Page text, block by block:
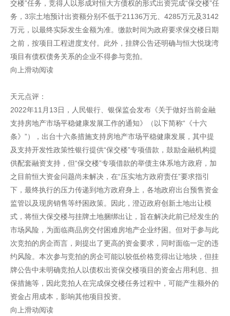
交楼”任务，竞得人以形成对恒大方债权的形式出资完成“保交楼”任
务，3宗土地预计出资额分别不低于21136万元、4285万元及3142
万元，以最终实际发生金额为准。缴款时间为政府要求保交楼日期
之前，按项目工程进度支付。此外，挂牌公告还明确与恒大悦珑湾
项目有债权债务关系的企业不得参与竞拍。
向上滑动阅读
天元点评：
2022年11月13日，人民银行、银保监会发布《关于做好当前金融
支持房地产市场平稳健康发展工作的通知》（以下简称“《十六
条》”），出台十六条措施支持房地产市场平稳健康发展，其中提
及支持开发性政策性银行提供“保交楼”专项借款，鼓励金融机构提
供配套融资支持，但“保交楼”专项借款的举债主体系地方政府，加
之目前恒大资金问题尚未解决，在“压实地方政府责任”要求指引
下，最终执行的压力传递到地方政府身上，各地政府出台预售资金
监管以及现房销售等纾困政策。因此，澄迈政府创新土地出让模
式，将恒大保交楼与挂牌土地捆绑出让，旨在解决此前已经发生的
市场风险，为面临商品房交付困难房地产企业纾困。但对于参与此
次竞拍的房企而言，则提出了更高的资金要求，同时面临一定的违
约风险。本次参与竞拍的房企可能以较低价格竞得出让地块，但挂
牌公告中未明确竞拍人以债权出资保交楼项目的资金占用利息、担
保措施等，因此竞拍人在完成保交楼任务过程中，可能产生额外的
资金占用成本，影响其他项目投资。
向上滑动阅读